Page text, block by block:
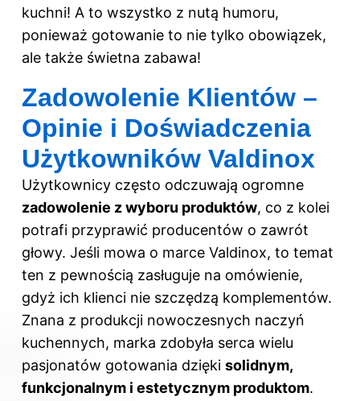
kuchni! A to wszystko z nutą humoru,
ponieważ gotowanie to nie tylko obowiązek,
ale także świetna zabawa!
Zadowolenie Klientów –
Opinie i Doświadczenia
Użytkowników Valdinox
Użytkownicy często odczuwają ogromne
zadowolenie z wyboru produktów, co z kolei
potrafi przyprawić producentów o zawrót
głowy. Jeśli mowa o marce Valdinox, to temat
ten z pewnością zasługuje na omówienie,
gdyż ich klienci nie szczędzą komplementów.
Znana z produkcji nowoczesnych naczyń
kuchennych, marka zdobyła serca wielu
pasjonatów gotowania dzięki solidnym,
funkcjonalnym i estetycznym produktom.